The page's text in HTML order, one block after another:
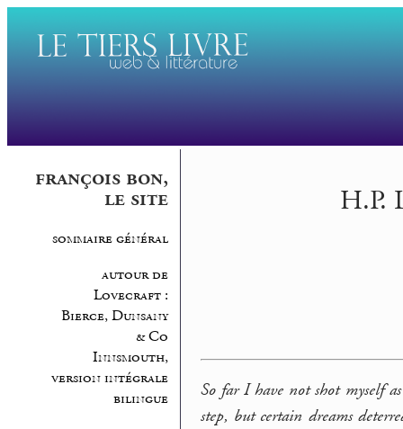
françois bon,
le site
sommaire général
autour de
Lovecraft :
Bierce, Dunsany
& Co
Innsmouth,
version intégrale
bilingue
H.P.
So far I have not shot myself
step, but certain dreams